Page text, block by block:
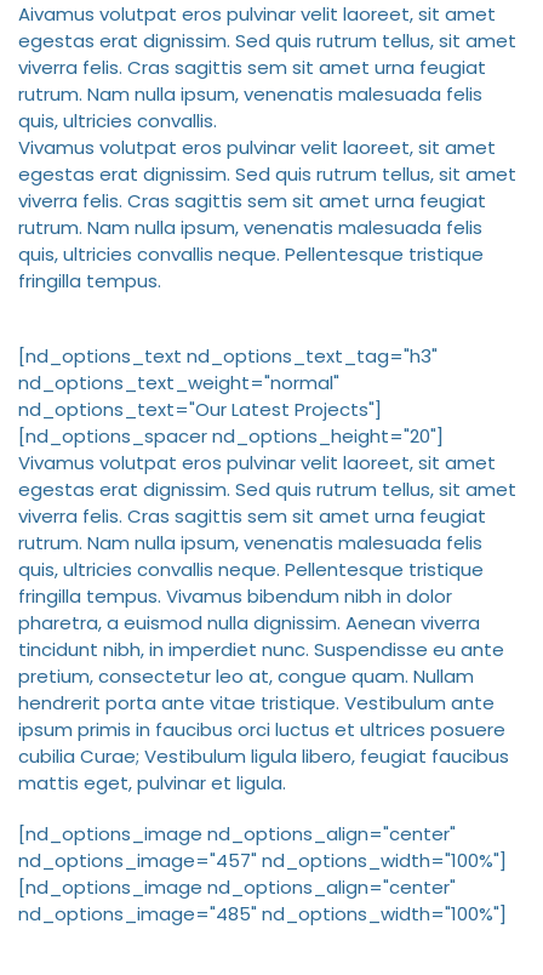
Aivamus volutpat eros pulvinar velit laoreet, sit amet
egestas erat dignissim. Sed quis rutrum tellus, sit amet
viverra felis. Cras sagittis sem sit amet urna feugiat
rutrum. Nam nulla ipsum, venenatis malesuada felis
quis, ultricies convallis.
Vivamus volutpat eros pulvinar velit laoreet, sit amet
egestas erat dignissim. Sed quis rutrum tellus, sit amet
viverra felis. Cras sagittis sem sit amet urna feugiat
rutrum. Nam nulla ipsum, venenatis malesuada felis
quis, ultricies convallis neque. Pellentesque tristique
fringilla tempus.
[nd_options_text nd_options_text_tag="h3"
nd_options_text_weight="normal"
nd_options_text="Our Latest Projects"]
[nd_options_spacer nd_options_height="20"]
Vivamus volutpat eros pulvinar velit laoreet, sit amet
egestas erat dignissim. Sed quis rutrum tellus, sit amet
viverra felis. Cras sagittis sem sit amet urna feugiat
rutrum. Nam nulla ipsum, venenatis malesuada felis
quis, ultricies convallis neque. Pellentesque tristique
fringilla tempus. Vivamus bibendum nibh in dolor
pharetra, a euismod nulla dignissim. Aenean viverra
tincidunt nibh, in imperdiet nunc. Suspendisse eu ante
pretium, consectetur leo at, congue quam. Nullam
hendrerit porta ante vitae tristique. Vestibulum ante
ipsum primis in faucibus orci luctus et ultrices posuere
cubilia Curae; Vestibulum ligula libero, feugiat faucibus
mattis eget, pulvinar et ligula.
[nd_options_image nd_options_align="center"
nd_options_image="457" nd_options_width="100%"]
[nd_options_image nd_options_align="center"
nd_options_image="485" nd_options_width="100%"]